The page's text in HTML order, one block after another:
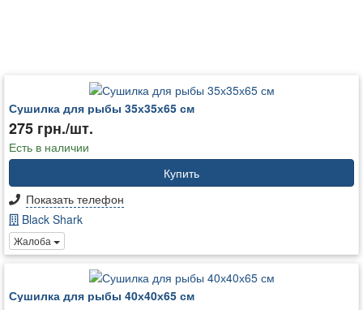
Сушилка для рыбы 35х35х65 см
275 грн./шт.
Есть в наличии
Купить
Показать телефон
Black Shark
Жалоба
Сушилка для рыбы 40х40х65 см